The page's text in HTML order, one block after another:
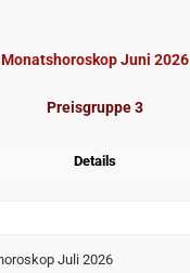
Monatshoroskop Juni 2026
Preisgruppe 3
Details